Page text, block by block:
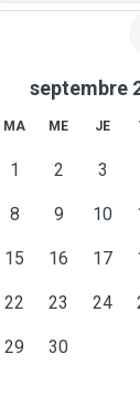
septembre
MA ME JE
1 2 3
8 9 10
15 16 17
22 23 24
29 30